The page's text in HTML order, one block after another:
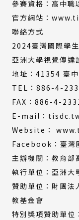
參賽資格：高中職
官方網站：
聯絡方式
2024臺灣國際學
亞洲大學視覺傳達
地址：41354 臺
TEL：886-4-
FAX：886-4-
E-mail：
Website：
Facebook：臺灣
主辦機關：教育部
執行單位：亞洲大
贊助單位：財團法
教基金會
特別獎項贊助單位